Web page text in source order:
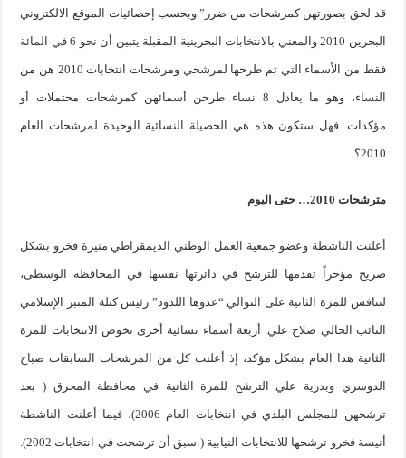
قد لحق بصورتهن كمرشحات من ضرر”.وبحسب إحصائيات الموقع الالكتروني
البحرين 2010 والمعني بالانتخابات البحرينية المقبلة يتبين أن نحو 6 في المائة
فقط من الأسماء التي تم طرحها لمرشحي ومرشحات انتخابات 2010 هن من
النساء، وهو ما يعادل 8 نساء طرحن أسمائهن كمرشحات محتملات أو
مؤكدات. فهل ستكون هذه هي الحصيلة النسائية الوحيدة لمرشحات العام
2010؟
مترشحات 2010… حتى اليوم
أعلنت الناشطة وعضو جمعية العمل الوطني الديمقراطي منيرة فخرو بشكل
صريح مؤخراً تقدمها للترشح في دائرتها نفسها في المحافظة الوسطى،
لتنافس للمرة الثانية على التوالي “عدوها اللدود” رئيس كتلة المنبر الإسلامي
النائب الحالي صلاح علي. أربعة أسماء نسائية أخرى تخوض الانتخابات للمرة
الثانية هذا العام بشكل مؤكد، إذ أعلنت كل من المرشحات السابقات صباح
الدوسري وبدرية علي الترشح للمرة الثانية في محافظة المحرق ( بعد
ترشحهن للمجلس البلدي في انتخابات العام 2006)، فيما أعلنت الناشطة
أنيسة فخرو ترشحها للانتخابات النيابية ( سبق أن ترشحت في انتخابات 2002).